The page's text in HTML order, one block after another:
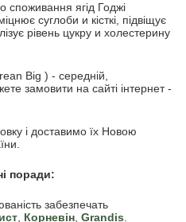
споживання ягід Годжі
суглоби и кісткі, підвіщує
рівень цукру и холестерину
Big ) - середній,
замовити на сайті інтернет -
і доставимо їх Новою
поради:
забезпечать
Корневін Grandis